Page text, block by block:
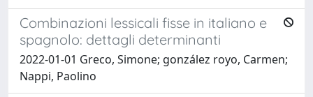
Combinazioni lessicali fisse in italiano e
spagnolo: dettagli determinanti
2022-01-01 Greco, Simone; gonzález royo, Carmen;
Nappi, Paolino